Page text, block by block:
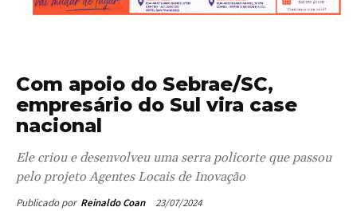
Com apoio do Sebrae/SC,
empresário do Sul vira case
nacional
Ele criou e desenvolveu uma serra policorte que passou
pelo projeto Agentes Locais de Inovação
Publicado por Reinaldo Coan 23/07/2024